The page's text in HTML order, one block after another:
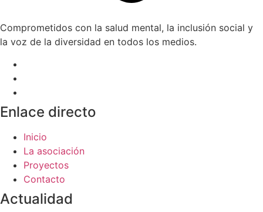
Comprometidos con la salud mental, la inclusión social y
la voz de la diversidad en todos los medios.
Enlace directo
Inicio
La asociación
Proyectos
Contacto
Actualidad